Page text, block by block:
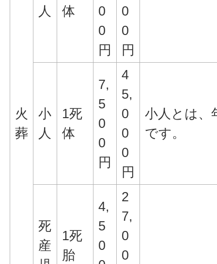
火
葬
人
体
0
0
円
0
0
円
小
人
1死
体
7,
5
0
0
円
4
5,
0
0
0
円
小人とは、
です。
死
産
1死
胎
4,
5
0
2
7,
0
0